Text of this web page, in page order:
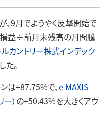
、9月でようやく反撃開始で
益÷前月末残高の月間騰
カントリー株式インデック
。
は+87.75%で、e MAXIS
） の+50.43%を大きくアウ